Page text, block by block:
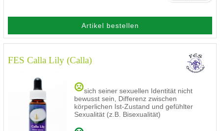
Artikel bestellen
FES Calla Lily (Calla)
sich seiner sexuellen Identität nicht
bewusst sein, Differenz zwischen
körperlichen Ist-Zustand und gefühlter
Sexualität (z.B. Bisexualität)